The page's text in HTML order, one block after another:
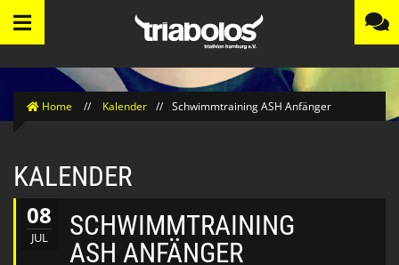
Home // Kalender // Schwimmtraining ASH Anfänger
KALENDER
08
JUL
SCHWIMMTRAINING
ASH ANFÄNGER